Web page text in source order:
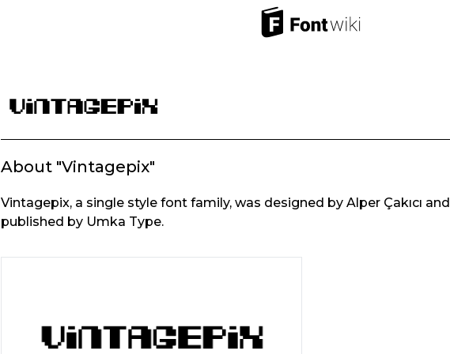
About "Vintagepix"
Vintagepix, a single style font family, was designed by Alper Çakıcı and
published by Umka Type.